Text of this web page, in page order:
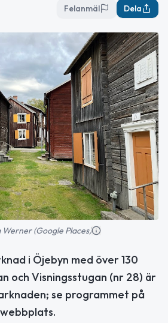
Felanmäl Dela
Werner (Google Places)
i Öjebyn med över 130
och Visningsstugan (nr 28) är
se programmet på